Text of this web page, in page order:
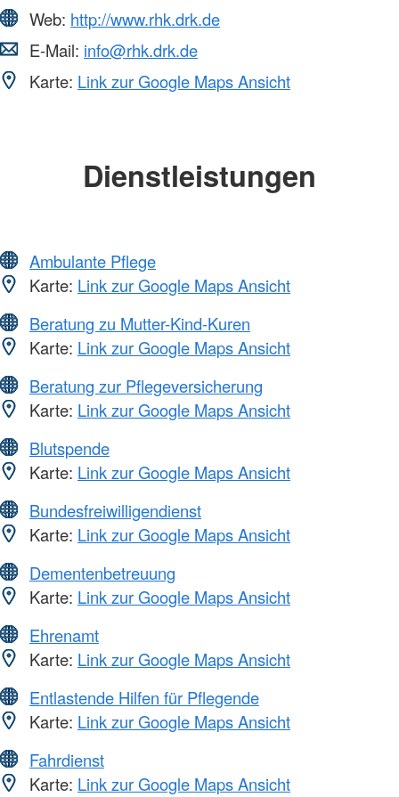
Web: http://www.rhk.drk.de
E-Mail: info@rhk.drk.de
Karte: Link zur Google Maps Ansicht
Dienstleistungen
Ambulante Pflege
Karte: Link zur Google Maps Ansicht
Beratung zu Mutter-Kind-Kuren
Karte: Link zur Google Maps Ansicht
Beratung zur Pflegeversicherung
Karte: Link zur Google Maps Ansicht
Blutspende
Karte: Link zur Google Maps Ansicht
Bundesfreiwilligendienst
Karte: Link zur Google Maps Ansicht
Dementenbetreuung
Karte: Link zur Google Maps Ansicht
Ehrenamt
Karte: Link zur Google Maps Ansicht
Entlastende Hilfen für Pflegende
Karte: Link zur Google Maps Ansicht
Fahrdienst
Karte: Link zur Google Maps Ansicht